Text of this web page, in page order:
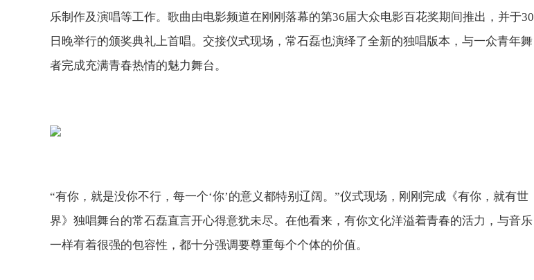
乐制作及演唱等工作。歌曲由电影频道在刚刚落幕的第36届大众电影百花奖期间推出，并于30
日晚举行的颁奖典礼上首唱。交接仪式现场，常石磊也演绎了全新的独唱版本，与一众青年舞
者完成充满青春热情的魅力舞台。
“有你，就是没你不行，每一个‘你’的意义都特别辽阔。”仪式现场，刚刚完成《有你，就有世
界》独唱舞台的常石磊直言开心得意犹未尽。在他看来，有你文化洋溢着青春的活力，与音乐
一样有着很强的包容性，都十分强调要尊重每个个体的价值。